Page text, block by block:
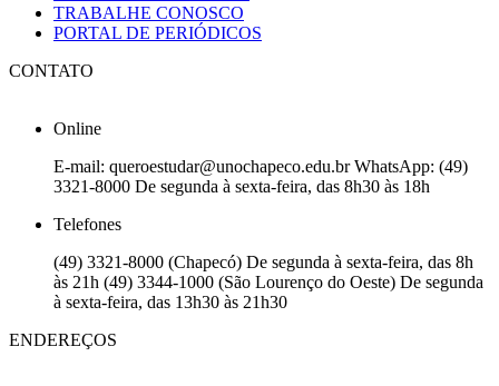
TRABALHE CONOSCO
PORTAL DE PERIÓDICOS
CONTATO
Online
E-mail: queroestudar@unochapeco.edu.br WhatsApp: (49)
3321-8000 De segunda à sexta-feira, das 8h30 às 18h
Telefones
(49) 3321-8000 (Chapecó) De segunda à sexta-feira, das 8h
às 21h (49) 3344-1000 (São Lourenço do Oeste) De segunda
à sexta-feira, das 13h30 às 21h30
ENDEREÇOS